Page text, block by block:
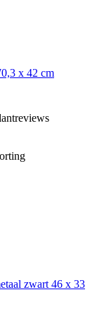
x 42 cm
zwart 46 x 33